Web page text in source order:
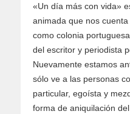
«Un día más con vida»
animada que nos
como colonia
del escritor y periodista
Nuevamente estamos
sólo ve a las personas
particular, egoísta y
forma de aniquilación